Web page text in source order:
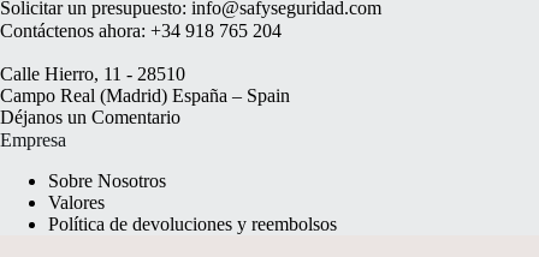
Solicitar un presupuesto: info@safyseguridad.com
Contáctenos ahora: +34 918 765 204
Calle Hierro, 11 - 28510
Campo Real (Madrid) España – Spain
Déjanos un Comentario
Empresa
Sobre Nosotros
Valores
Política de devoluciones y reembolsos